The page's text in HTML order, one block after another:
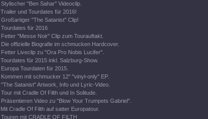
Stylischer "Ben Sahar" Videoclip.
Trailer und Tourdates für 2016!
Großartiger "The Satanist" Clip!
Tourdates für 2016
Fetter "Messe Noir" Clip zum Tourauftakt.
Die offizielle Biografie im schmucken Hardcover.
Fetter Liveclip zu "Ora Pro Nobis Lucifer".
Tourdates für 2015 inkl. Salzburg-Show.
Europa Tourdaten für 2015.
Kommen mit schmucker 12" "vinyl-only" EP.
"The Satanist" Artwork, Info und Lyric-Video.
Tour mit Cradle Of Filth und In Solitude.
Präsentieren Video zu "Blow Your Trumpets Gabriel".
Mit Cradle Of Filth auf satter Europatour.
Touren mit CRADLE OF FILTH